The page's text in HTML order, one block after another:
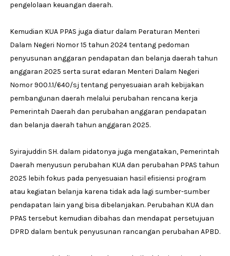
pengelolaan keuangan daerah.
Kemudian KUA PPAS juga diatur dalam Peraturan Menteri
Dalam Negeri Nomor 15 tahun 2024 tentang pedoman
penyusunan anggaran pendapatan dan belanja daerah tahun
anggaran 2025 serta surat edaran Menteri Dalam Negeri
Nomor 900.1.1/640/sj tentang penyesuaian arah kebijakan
pembangunan daerah melalui perubahan rencana kerja
Pemerintah Daerah dan perubahan anggaran pendapatan
dan belanja daerah tahun anggaran 2025.
Syirajuddin SH. dalam pidatonya juga mengatakan, Pemerintah
Daerah menyusun perubahan KUA dan perubahan PPAS tahun
2025 lebih fokus pada penyesuaian hasil efisiensi program
atau kegiatan belanja karena tidak ada lagi sumber-sumber
pendapatan lain yang bisa dibelanjakan. Perubahan KUA dan
PPAS tersebut kemudian dibahas dan mendapat persetujuan
DPRD dalam bentuk penyusunan rancangan perubahan APBD.